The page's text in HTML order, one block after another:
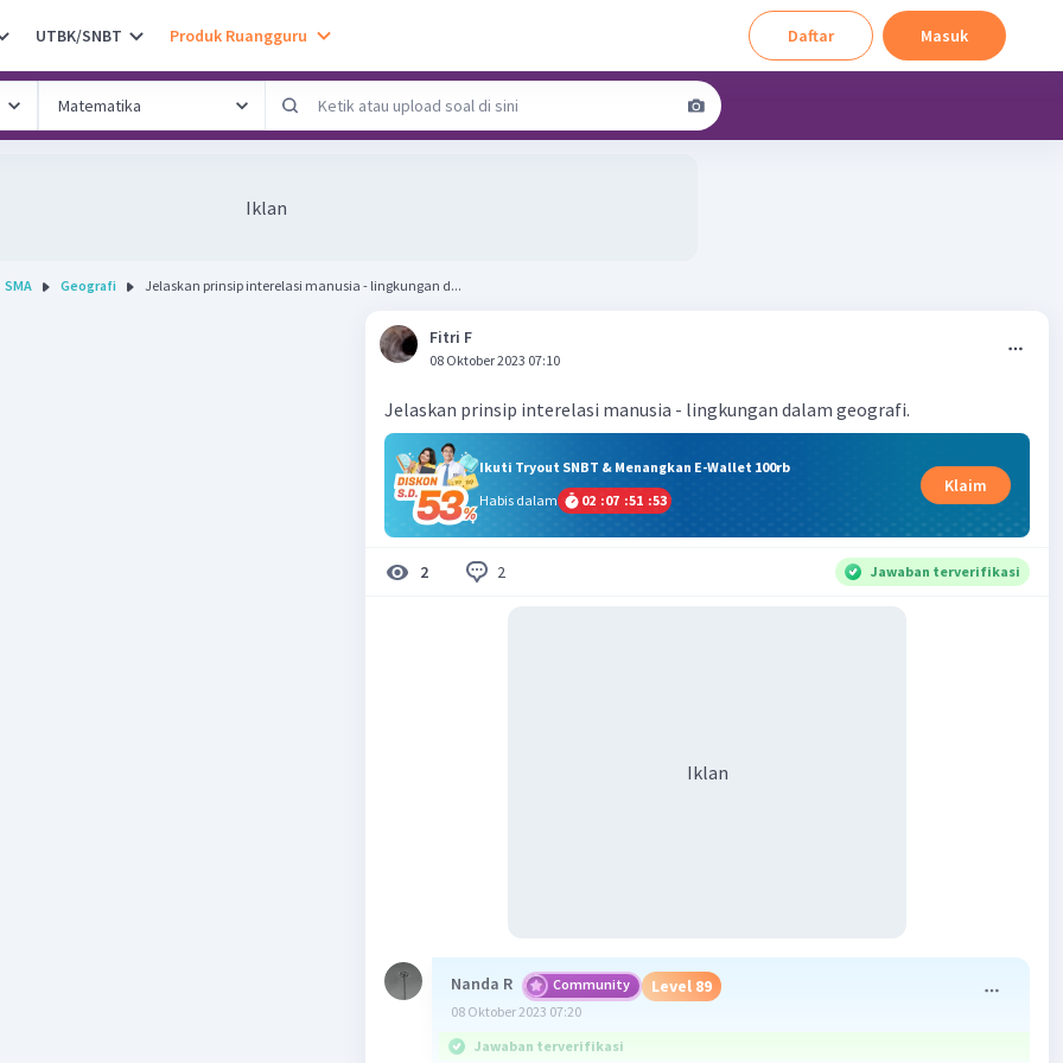
UTBK/SNBT Produk Ruangguru Daftar Masuk
Iklan
SMA Geografi Jelaskan prinsip interelasi manusia - lingkungan d...
Fitri F
08 Oktober 2023 07:10
Jelaskan prinsip interelasi manusia - lingkungan dalam geografi.
Ikuti Tryout SNBT & Menangkan E-Wallet 100rb
Habis dalam
02 :07 :51 :52
Klaim
2 2 Jawaban terverifikasi
Iklan
Nanda R Community Level 89
08 Oktober 2023 07:20
Jawaban terverifikasi